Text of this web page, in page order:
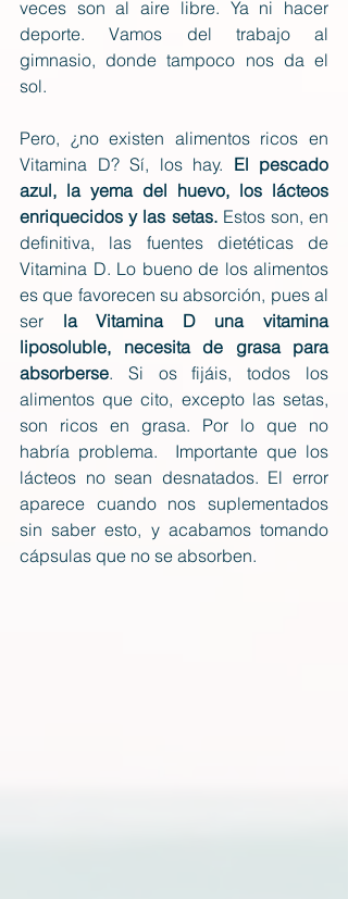
veces son al aire libre. Ya ni hacer
deporte. Vamos del trabajo al
gimnasio, donde tampoco nos da el
sol.
Pero, ¿no existen alimentos ricos en
Vitamina D? Sí, los hay. El pescado
azul, la yema del huevo, los lácteos
enriquecidos y las setas. Estos son, en
definitiva, las fuentes dietéticas de
Vitamina D. Lo bueno de los alimentos
es que favorecen su absorción, pues al
ser la Vitamina D una vitamina
liposoluble, necesita de grasa para
absorberse. Si os fijáis, todos los
alimentos que cito, excepto las setas,
son ricos en grasa. Por lo que no
habría problema.  Importante que los
lácteos no sean desnatados. El error
aparece cuando nos suplementados
sin saber esto, y acabamos tomando
cápsulas que no se absorben.